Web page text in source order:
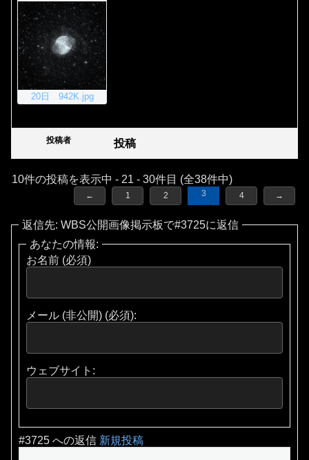
20日 942K.jpg
投稿者 投稿
10件の投稿を表示中 - 21 - 30件目 (全38件中)
← 1 2 3 4 →
返信先: WBS公開画像掲示板で#3725に返信
あなたの情報:
お名前 (必須)
メール (非公開) (必須):
ウェブサイト:
#3725 への返信 新規投稿